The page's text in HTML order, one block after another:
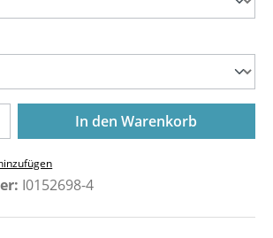
Gib den gewünschten
In den Warenkorb
I0152698-4